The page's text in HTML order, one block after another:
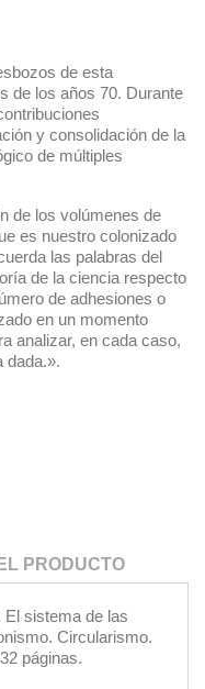
de esta
de los años 70. Durante
y consolidación de la
de múltiples
de los volúmenes de
es nuestro colonizado
las palabras del
de la ciencia respecto
de adhesiones o
en un momento
analizar, en cada caso,
dada.».
PRODUCTO
El sistema de las
Circularismo.
páginas.